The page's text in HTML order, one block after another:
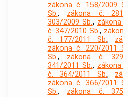
zákona č. 158/2009
Sb., zákona č.
303/2009 Sb.,
č. 347/2010 Sb.,
č. 177/2011 Sb.,
zákona č. 220/2011
Sb., zákona č.
341/2011 Sb.,
č. 364/2011 Sb.,
zákona č. 366/2011
Sb., zákona č.